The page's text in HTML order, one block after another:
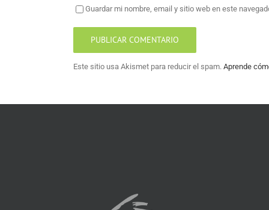
Guardar mi nombre, email y sitio web en este
Este sitio usa Akismet para reducir el spam. Aprende